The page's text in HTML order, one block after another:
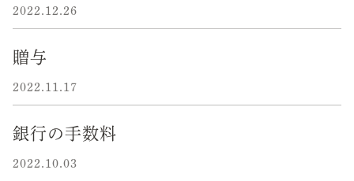
2022.12.26
贈与
2022.11.17
銀行の手数料
2022.10.03